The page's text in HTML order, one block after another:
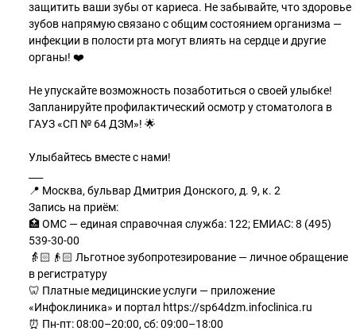
защитить ваши зубы от кариеса. Не забывайте, что здоровье
зубов напрямую связано с общим состоянием организма —
инфекции в полости рта могут влиять на сердце и другие
органы! ❤️
Не упускайте возможность позаботиться о своей улыбке!
Запланируйте профилактический осмотр у стоматолога в
ГАУЗ «СП № 64 ДЗМ»! 🌟
Улыбайтесь вместе с нами!
📍 Москва, бульвар Дмитрия Донского, д. 9, к. 2
Запись на приём:
🏥 ОМС — единая справочная служба: 122; ЕМИАС: 8 (495)
539-30-00
👵🏻👴🏻 Льготное зубопротезирование — личное обращение
в регистратуру
🦷 Платные медицинские услуги — приложение
«Инфоклиника» и портал https://sp64dzm.infoclinica.ru
⏰ Пн-пт: 08:00–20:00, сб: 09:00–18:00